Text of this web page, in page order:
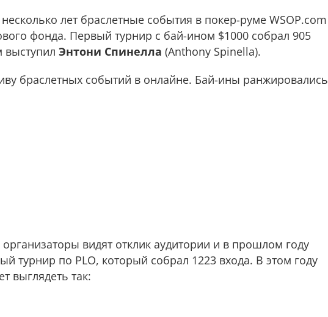
лет браслетные события в покер-руме WSOP.com
фонда. Первый турнир с бай-ином $1000 собрал 905
выступил Энтони Спинелла (Anthony Spinella).
браслетных событий в онлайне. Бай-ины ранжировались
видят отклик аудитории и в прошлом году
турнир по PLO, который собрал 1223 входа. В этом году
выглядеть так: